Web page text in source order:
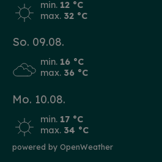
min. 12 °C
max. 32 °C
So. 09.08.
min. 16 °C
max. 36 °C
Mo. 10.08.
min. 17 °C
max. 34 °C
powered by OpenWeather